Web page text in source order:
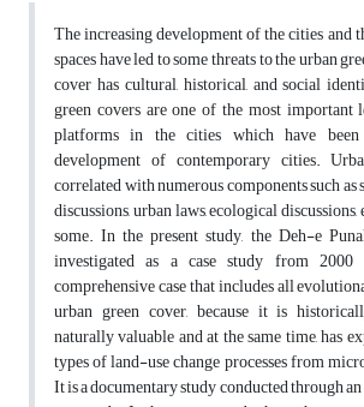
The increasing development of the cities and
spaces have led to some threats to the urban
cover has cultural, historical, and social
green covers are one of the most important
platforms in the cities which have
development of contemporary cities.
correlated with numerous components such
discussions, urban laws, ecological
some. In the present study, the Deh-e
investigated as a case study from
comprehensive case that includes all
urban green cover, because it is
naturally valuable and at the same time, has
types of land-use change processes from
It is a documentary study conducted through